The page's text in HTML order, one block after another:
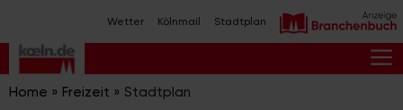
Inhalt
springen
Wetter Kölnmail Stadtplan
Home » Freizeit » Stadtplan